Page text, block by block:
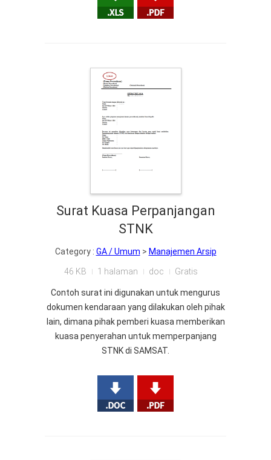
Surat Kuasa Perpanjangan
STNK
Category : GA / Umum > Manajemen Arsip
46 KB 1 halaman doc Gratis
Contoh surat ini digunakan untuk mengurus
dokumen kendaraan yang dilakukan oleh pihak
lain, dimana pihak pemberi kuasa memberikan
kuasa penyerahan untuk memperpanjang
STNK di SAMSAT.